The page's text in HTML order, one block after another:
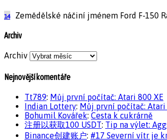
14 Zemědělské náčiní jménem Ford F-150
Archiv
Archiv
Nejnovější komentáře
Tt789: Můj první počítač: Atari 800 XE
Indian Lottery: Můj první počítač: Atari
Bohumil Kovářek: Cesta k cukrárně
注册以获取100 USDT: Tip na výlet:
Binance创建账户: #17 Severní vítr je